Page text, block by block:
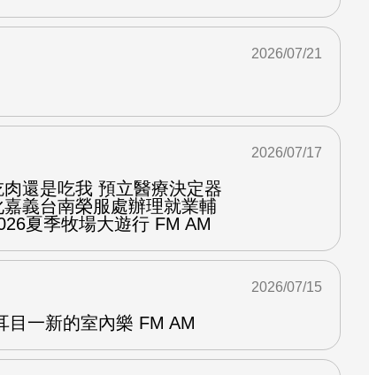
2026/07/21
還是吃我 預立醫療決定器
義台南榮服處辦理就業輔
夏季牧場大遊行 FM AM
2026/07/17
目一新的室內樂 FM AM
2026/07/15